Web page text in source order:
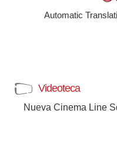
Automatic
Videoteca
Nueva Cinema Line